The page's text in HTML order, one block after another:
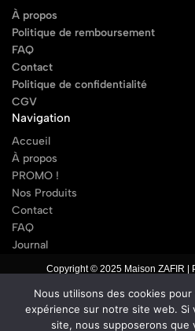
À propos
Politique de remboursement
FAQ
Contact
Politique de confidentialité
CGV
Navigation
Accueil
À propos
PROMO !
Nos Produits
Contact
FAQ
Journal
Copyright © 2025 Maison ZAFIR |
Nous utilisons des cookies
expérience sur notre site web. Si
site, nous supposerons que